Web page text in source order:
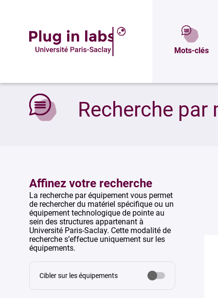
Mots-clés
Recherche par
Affinez votre recherche
La recherche par équipement vous permet
de rechercher du matériel spécifique ou un
équipement technologique de pointe au
sein des structures appartenant à
Université Paris-Saclay. Cette modalité de
recherche s’effectue uniquement sur les
équipements.
Cibler sur les équipements